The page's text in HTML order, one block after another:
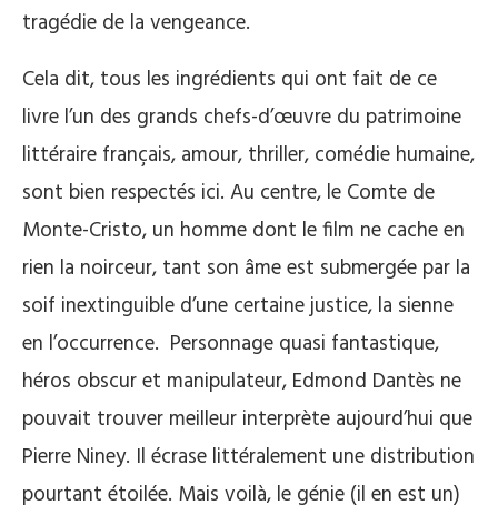
tragédie de la vengeance.
Cela dit, tous les ingrédients qui ont fait de ce
livre l’un des grands chefs-d’œuvre du patrimoine
littéraire français, amour, thriller, comédie humaine,
sont bien respectés ici. Au centre, le Comte de
Monte-Cristo, un homme dont le film ne cache en
rien la noirceur, tant son âme est submergée par la
soif inextinguible d’une certaine justice, la sienne
en l’occurrence. Personnage quasi fantastique,
héros obscur et manipulateur, Edmond Dantès ne
pouvait trouver meilleur interprète aujourd’hui que
Pierre Niney. Il écrase littéralement une distribution
pourtant étoilée. Mais voilà, le génie (il en est un)